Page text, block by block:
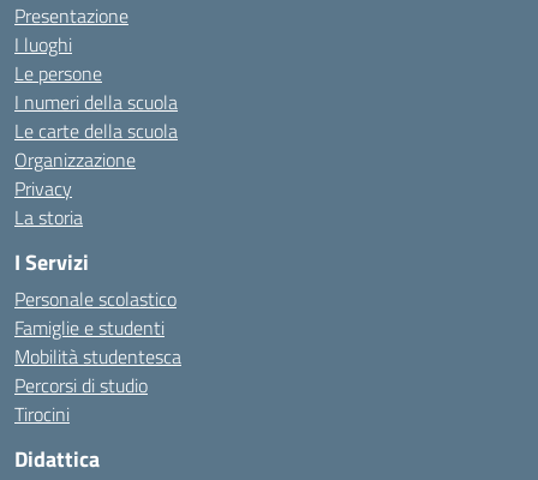
Presentazione
I luoghi
Le persone
I numeri della scuola
Le carte della scuola
Organizzazione
Privacy
La storia
I Servizi
Personale scolastico
Famiglie e studenti
Mobilità studentesca
Percorsi di studio
Tirocini
Didattica